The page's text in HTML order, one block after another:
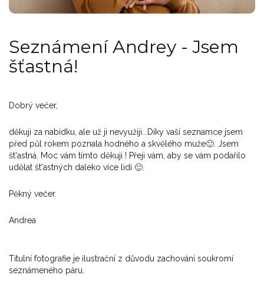
Seznámení Andrey - Jsem
šťastná!
Dobrý večer,
děkuji za nabídku, ale už ji nevyužiji...Díky vaší seznamce jsem
před půl rokem poznala hodného a skvělého muže🙂. Jsem
št'astná. Moc vám tímto děkuji ! Přeji vám, aby se vám podařilo
udělat št'astných daleko více lidí 🙂.
Pěkný večer.
Andrea
Titulní fotografie je ilustrační z důvodu zachování soukromí
seznámeného páru.